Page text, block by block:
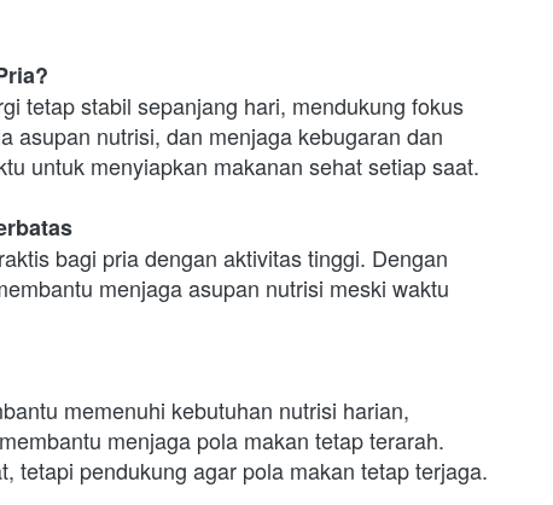
tetap stabil sepanjang hari, mendukung fokus
asupan nutrisi, dan menjaga kebugaran dan
untuk menyiapkan makanan sehat setiap saat.
bagi pria dengan aktivitas tinggi. Dengan
menjaga asupan nutrisi meski waktu
memenuhi kebutuhan nutrisi harian,
menjaga pola makan tetap terarah.
tetapi pendukung agar pola makan tetap terjaga.